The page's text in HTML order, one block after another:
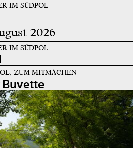
IM SÜDPOL
2026
IM SÜDPOL
ZUM MITMACHEN
Buvette